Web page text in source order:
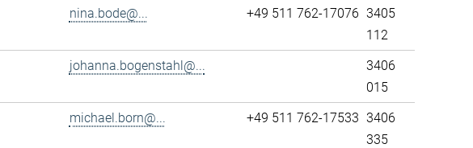
nina.bode@... +49 511 762-17076 3405
112
johanna.bogenstahl@...
3406
015
michael.born@... +49 511 762-17533 3406
335